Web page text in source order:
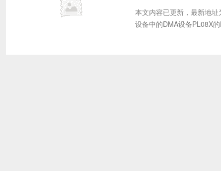
本文内容已更新，最新地
设备中的DMA设备PL08X